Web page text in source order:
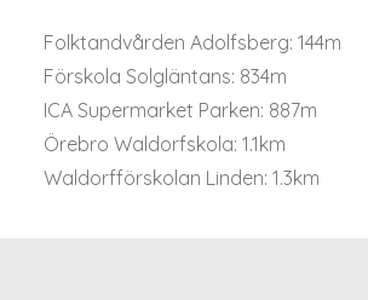
Folktandvården Adolfsberg: 144m
Förskola Solgläntans: 834m
ICA Supermarket Parken: 887m
Örebro Waldorfskola: 1.1km
Waldorfförskolan Linden: 1.3km